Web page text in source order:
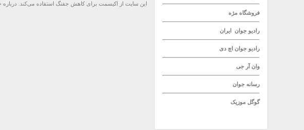
فروشگاه مژه
رادیو جوان ایران
رادیو جوان اچ دی
وان آر جی
رسانه جوان
گوگل موزیک
این سایت از اکیسمت برای کاهش جفنگ استفاده می‌کند.